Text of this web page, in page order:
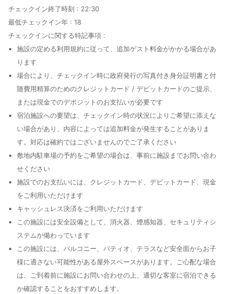
チェックイン終了時刻 : 22:30
最低チェックイン年 : 18
チェックインに関する特記事項 :
施設の定める利用規約に従って、追加ゲスト料金がかかる場合があ
ります
場合により、チェックイン時に政府発行の写真付き身分証明書と付
随費用精算のためのクレジットカード / デビットカードのご提示、
または現金でのデポジットのお支払いが必要です
宿泊施設への要望は、チェックイン時の状況によりご希望に添えな
い場合があり、内容によっては追加料金が発生することがありま
す。対応は確約ではございませんのでご了承ください
敷地内駐車場の予約をご希望の場合は、事前に施設までお問い合わ
せください
施設でのお支払いには、クレジットカード、デビットカード、現金
をご利用いただけます
キャッシュレス決済をご利用いただけます
この施設には安全設備として、消火器、煙感知器、セキュリティシ
ステムが備わっています
この施設には、バルコニー、パティオ、テラスなど安全面からお子
様に適さない可能性がある屋外スペースがあります。ご心配な場合
は、ご到着前に施設にお問い合わせの上、適切な客室に宿泊できる
か確認することをおすすめします。